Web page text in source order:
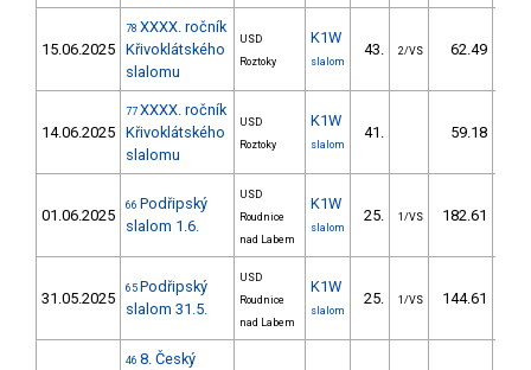
15.06.2025
78 XXXX. ročník
Křivoklátského
slalomu
USD
Roztoky
K1W
slalom
43. 2/VS 62.49
14.06.2025
77 XXXX. ročník
Křivoklátského
slalomu
USD
Roztoky
K1W
slalom
41. 59.18
01.06.2025
66 Podřipský
slalom 1.6.
USD
Roudnice
nad Labem
K1W
slalom
25. 1/VS 182.61
31.05.2025
65 Podřipský
slalom 31.5.
USD
Roudnice
nad Labem
K1W
slalom
25. 1/VS 144.61
46 8. Český